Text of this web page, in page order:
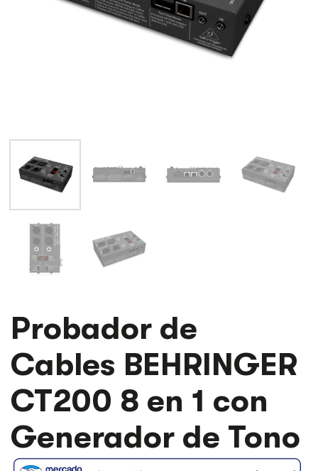
Probador de
Cables BEHRINGER
CT200 8 en 1 con
Generador de Tono